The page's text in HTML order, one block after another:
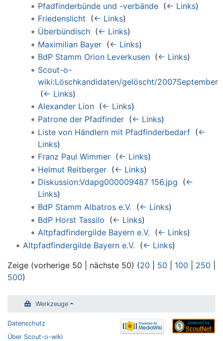
Pfadfinderbünde und -verbände (← Links)
Friedenslicht (← Links)
Überbündisch (← Links)
Maximilian Bayer (← Links)
BdP Stamm Orion Leverkusen (← Links)
Scout-o-
wiki:Löschkandidaten/gelöscht/2007September
(← Links)
Alexander Lion (← Links)
Patrone der Pfadfinder (← Links)
Liste von Händlern mit Pfadfinderbedarf (←
Links)
Franz Paul Wimmer (← Links)
Helmut Reitberger (← Links)
Diskussion:Vdapg000009487 156.jpg (←
Links)
BdP Stamm Albatros e.V. (← Links)
BdP Horst Tassilo (← Links)
Altpfadfindergilde Bayern e.V. (← Links)
Altpfadfindergilde Bayern e.V. (← Links)
Zeige (vorherige 50 | nächste 50) (20 50 100 250
500)
Werkzeuge
Datenschutz
Über Scout-o-wiki